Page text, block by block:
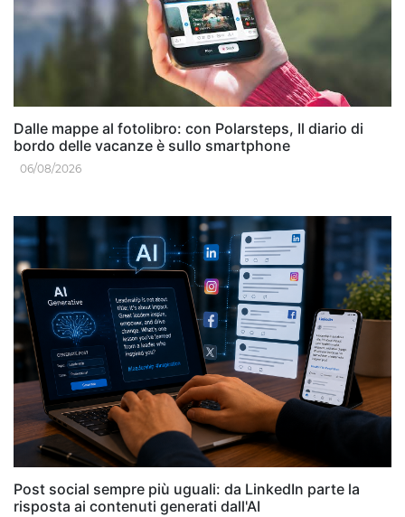
Dalle mappe al fotolibro: con Polarsteps, Il diario di
bordo delle vacanze è sullo smartphone
06/08/2026
Post social sempre più uguali: da LinkedIn parte la
risposta ai contenuti generati dall'AI